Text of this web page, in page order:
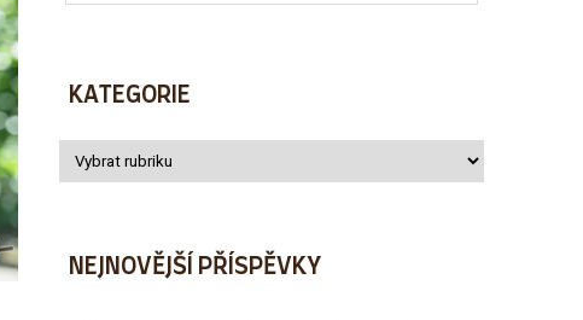
KATEGORIE
NEJNOVĚJŠÍ PŘÍSPĚVKY